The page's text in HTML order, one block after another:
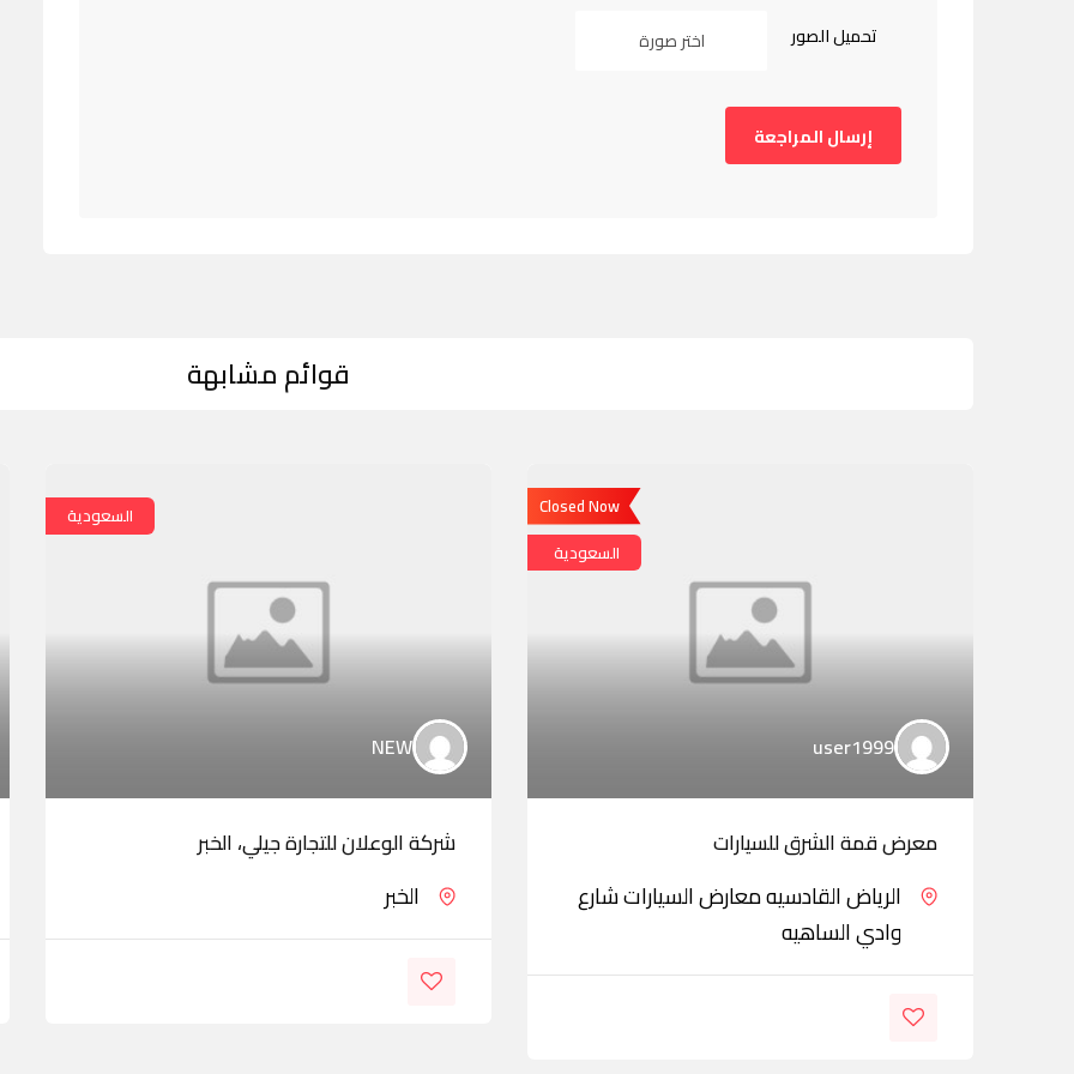
تحميل الصور اختر صورة
قوائم مشابهة
Closed Now
السعودية
user1999
معرض قمة الشرق للسيارات
الرياض القادسيه معارض السيارات شارع
وادي الساهيه
السعودية
NEW
شركة الوعلان للتجارة جيلي، الخبر
الخبر